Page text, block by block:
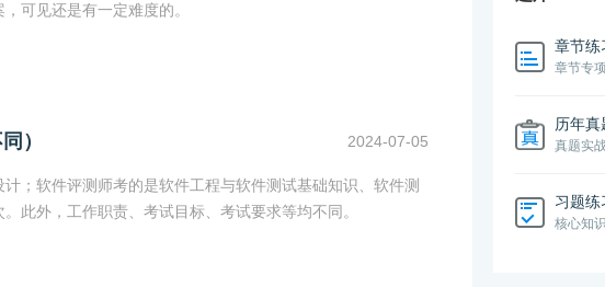
可见还是有一定难度的。
） 2024-07-05
；软件评测师考的是软件工程与软件测试基础知识、软件测
此外，工作职责、考试目标、考试要求等均不同。
章节练
章节专
历年真
真题实
习题练
核心知